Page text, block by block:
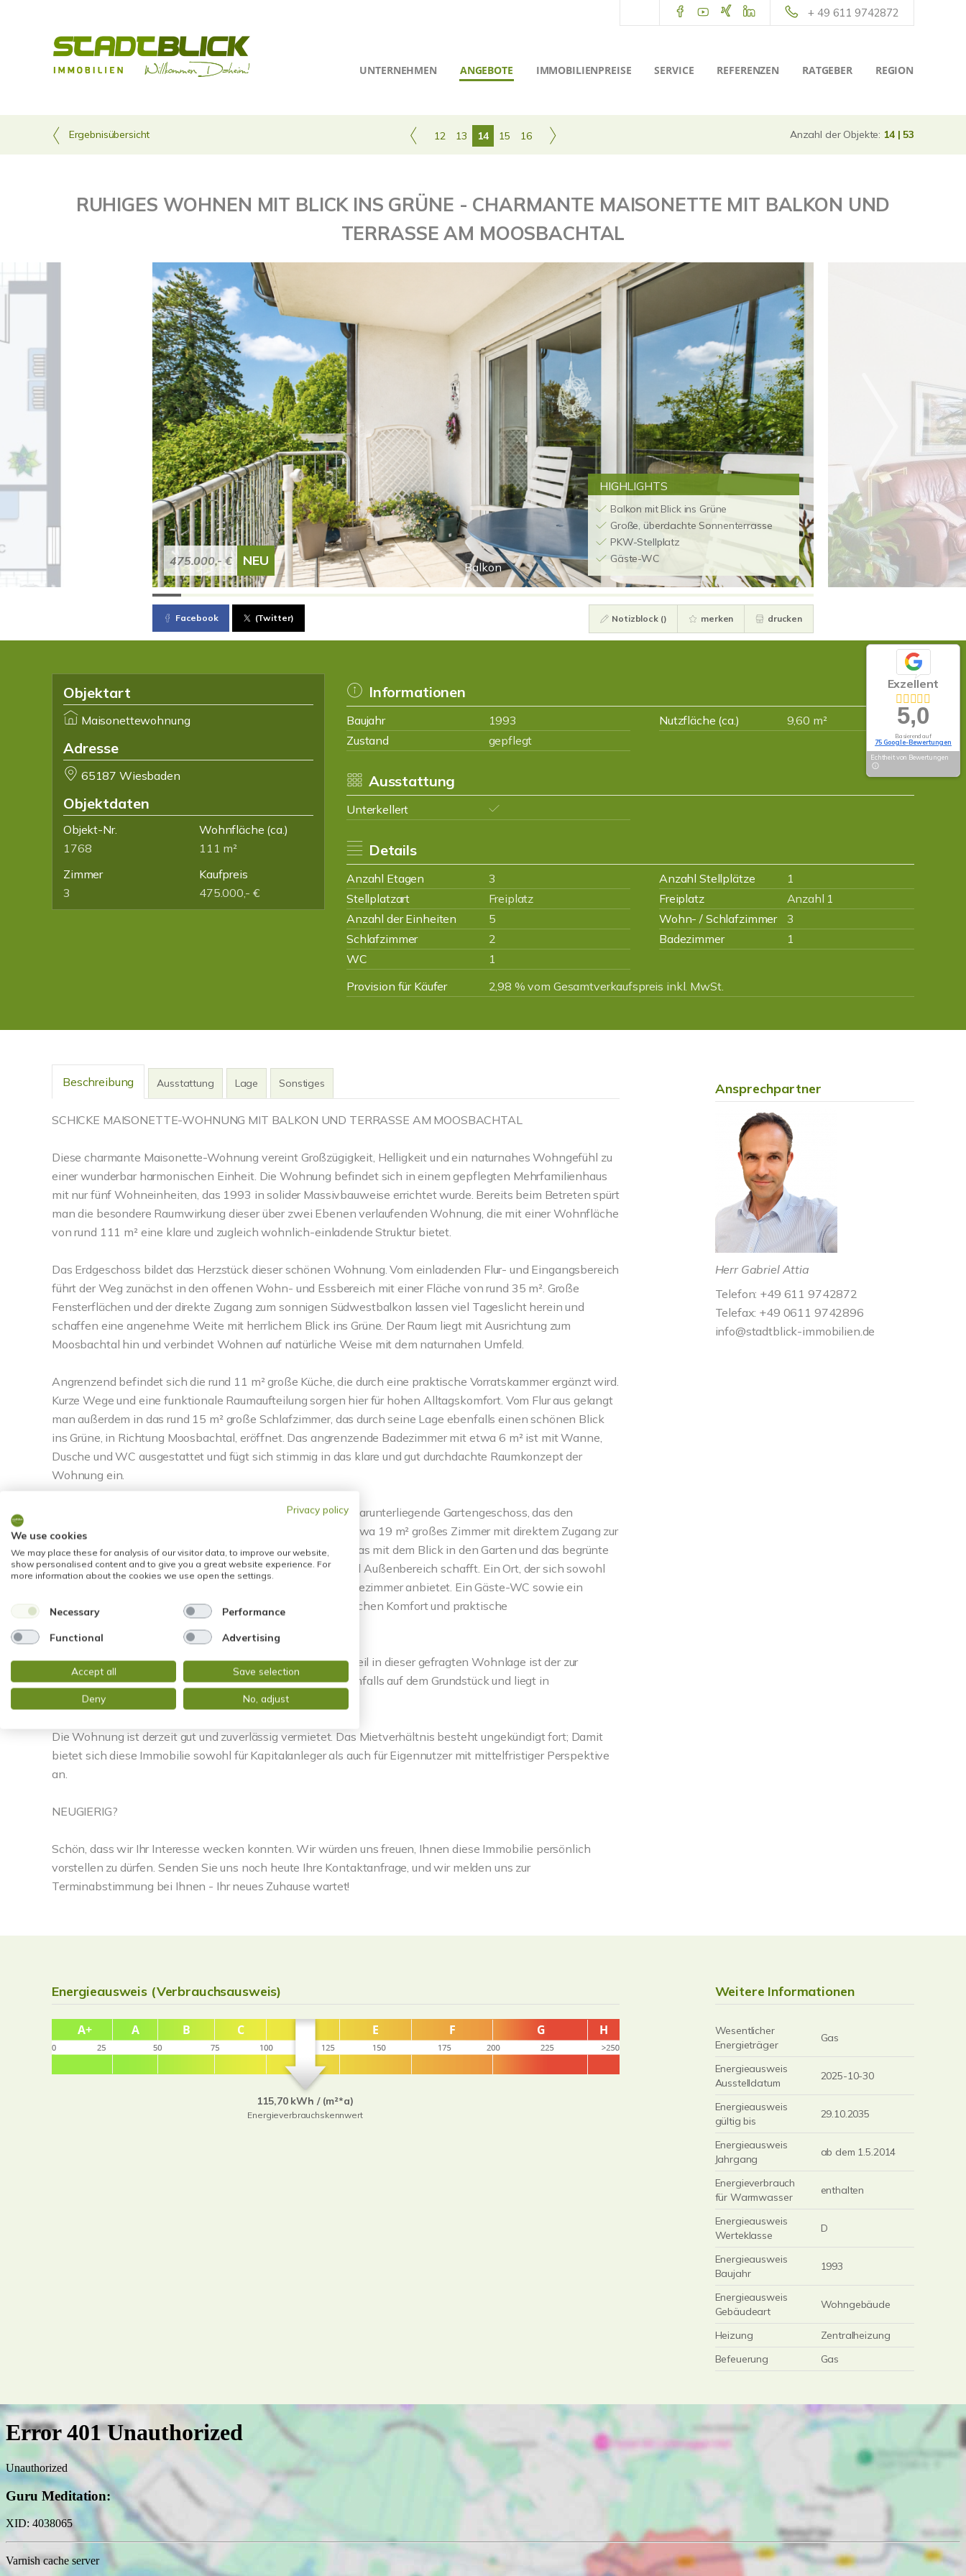
+ 49 611 9742872
UNTERNEHMEN ANGEBOTE IMMOBILIENPREISE SERVICE REFERENZEN RATGEBER REGION
Ergebnisübersicht 12 13 14 15 16 Anzahl der Objekte: 14 | 53
RUHIGES WOHNEN MIT BLICK INS GRÜNE - CHARMANTE MAISONETTE MIT BALKON UND
TERRASSE AM MOOSBACHTAL
Balkon
HIGHLIGHTS
Balkon mit Blick ins Grüne
Große, überdachte Sonnenterrasse
PKW-Stellplatz
Gäste-WC
475.000,- € NEU
Facebook (Twitter) Notizblock () merken drucken
Objektart
Maisonettewohnung
Adresse
65187 Wiesbaden
Objektdaten
Objekt-Nr.
1768
Wohnfläche (ca.)
111 m²
Zimmer
3
Kaufpreis
475.000,- €
Informationen
Baujahr 1993 Nutzfläche (ca.)
9,60 m²
Zustand
gepflegt
Ausstattung
Unterkellert
Details
Anzahl Etagen 3 Anzahl Stellplätze
1
Stellplatzart
Freiplatz Freiplatz
Anzahl 1
Anzahl der Einheiten
5 Wohn- / Schlafzimmer
3
Schlafzimmer
2 Badezimmer
1
WC
1
Provision für Käufer
2,98 % vom Gesamtverkaufspreis inkl. MwSt.
Beschreibung Ausstattung Lage Sonstiges
SCHICKE MAISONETTE-WOHNUNG MIT BALKON UND TERRASSE AM MOOSBACHTAL
Diese charmante Maisonette-Wohnung vereint Großzügigkeit, Helligkeit und ein naturnahes Wohngefühl zu
einer wunderbar harmonischen Einheit. Die Wohnung befindet sich in einem gepflegten Mehrfamilienhaus
mit nur fünf Wohneinheiten, das 1993 in solider Massivbauweise errichtet wurde. Bereits beim Betreten spürt
man die besondere Raumwirkung dieser über zwei Ebenen verlaufenden Wohnung, die mit einer Wohnfläche
von rund 111 m² eine klare und zugleich wohnlich-einladende Struktur bietet.
Das Erdgeschoss bildet das Herzstück dieser schönen Wohnung. Vom einladenden Flur- und Eingangsbereich
führt der Weg zunächst in den offenen Wohn- und Essbereich mit einer Fläche von rund 35 m². Große
Fensterflächen und der direkte Zugang zum sonnigen Südwestbalkon lassen viel Tageslicht herein und
schaffen eine angenehme Weite mit herrlichem Blick ins Grüne. Der Raum liegt mit Ausrichtung zum
Moosbachtal hin und verbindet Wohnen auf natürliche Weise mit dem naturnahen Umfeld.
Angrenzend befindet sich die rund 11 m² große Küche, die durch eine praktische Vorratskammer ergänzt wird.
Kurze Wege und eine funktionale Raumaufteilung sorgen hier für hohen Alltagskomfort. Vom Flur aus gelangt
man außerdem in das rund 15 m² große Schlafzimmer, das durch seine Lage ebenfalls einen schönen Blick
ins Grüne, in Richtung Moosbachtal, eröffnet. Das angrenzende Badezimmer mit etwa 6 m² ist mit Wanne,
Dusche und WC ausgestattet und fügt sich stimmig in das klare und gut durchdachte Raumkonzept der
Wohnung ein.
Über eine Wendeltreppe gelangt man aus dem Flur in das darunterliegende Gartengeschoss, das den
Wohnraum ideal ergänzt. Hier befindet sich ein weiteres, etwa 19 m² großes Zimmer mit direktem Zugang zur
überdachten Südwestterrasse - ein lauschiges Plätzchen, das mit dem Blick in den Garten und das begrünte
Umfeld eine harmonische Verbindung zwischen Innen- und Außenbereich schafft. Ein Ort, der sich sowohl
als Rückzugsraum als auch als separates Arbeits- oder Gästezimmer anbietet. Ein Gäste-WC sowie ein
Abstellraum (rd. 9,6 m²) auf dieser Ebene sorgen für zusätzlichen Komfort und praktische
Ein besonderer Pluspunkt und ein weiterer praktischer Vorteil in dieser gefragten Wohnlage ist der zur
Wohnung gehörende PKW-Stellplatz. Er befindet sich ebenfalls auf dem Grundstück und liegt in
unmittelbarer Nähe zur Wohnung.
Die Wohnung ist derzeit gut und zuverlässig vermietet. Das Mietverhältnis besteht ungekündigt fort; Damit
bietet sich diese Immobilie sowohl für Kapitalanleger als auch für Eigennutzer mit mittelfristiger Perspektive
an.
NEUGIERIG?
Schön, dass wir Ihr Interesse wecken konnten. Wir würden uns freuen, Ihnen diese Immobilie persönlich
vorstellen zu dürfen. Senden Sie uns noch heute Ihre Kontaktanfrage, und wir melden uns zur
Terminabstimmung bei Ihnen - Ihr neues Zuhause wartet!
Ansprechpartner
Herr Gabriel Attia
Telefon: +49 611 9742872
Telefax: +49 0611 9742896
info@stadtblick-immobilien.de
Energieausweis (Verbrauchsausweis)
115,70 kWh / (m²*a)
Energieverbrauchskennwert
Weitere Informationen
Wesentlicher
Energieträger
Gas
Energieausweis
Ausstelldatum
2025-10-30
Energieausweis
gültig bis
29.10.2035
Energieausweis
Jahrgang
ab dem 1.5.2014
Energieverbrauch
für Warmwasser
enthalten
Energieausweis
Werteklasse
D
Energieausweis
Baujahr
1993
Energieausweis
Gebäudeart
Wohngebäude
Heizung
Zentralheizung
Befeuerung
Gas
Exzellent
5,0
Basierend auf
75 Google-Bewertungen
Echtheit von Bewertungen
Privacy policy
We use cookies
We may place these for analysis of our visitor data, to improve our website,
show personalised content and to give you a great website experience. For
more information about the cookies we use open the settings.
Necessary Performance
Functional Advertising
Accept all Save selection
Deny No, adjust